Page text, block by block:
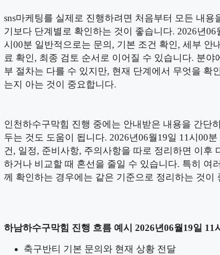
sns마케팅를 실제로 진행하려면 처음부터 모든 내용
기보다 단계별로 확인하는 것이 좋습니다. 2026년06
시00분 일반적으로는 문의, 기본 조건 확인, 세부 안
료 확인, 최종 검토 순서로 이어질 수 있습니다. 분야
부 절차는 다를 수 있지만, 현재 단계에서 무엇을 확
는지 아는 것이 중요합니다.
인천하수구막힘 진행 중에는 안내받은 내용을 간단
두는 것도 도움이 됩니다. 2026년06월19일 11시00
건, 일정, 준비사항, 주의사항을 따로 정리하면 이후
하거나 비교할 때 혼선을 줄일 수 있습니다. 특히 여
께 확인하는 경우에는 같은 기준으로 정리하는 것이
하남하수구막힘 진행 흐름 예시 2026년06월19일 11
축구반티 기본 문의와 현재 상황 전달